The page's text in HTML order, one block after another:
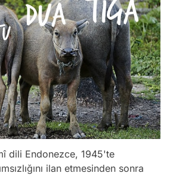
dili Endonezce, 1945'te
ilan etmesinden sonra